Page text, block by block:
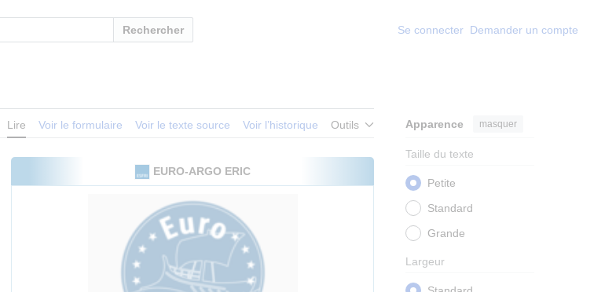
Rechercher Se connecter Demander un compte
Lire Voir le formulaire Voir le texte source Voir l’historique Outils Apparence masquer
Taille du texte
Petite
Standard
Grande
Largeur
EURO-ARGO ERIC